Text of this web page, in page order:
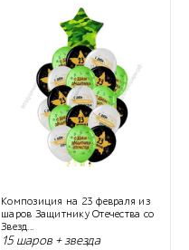
Композиция на 23 февраля из
шаров Защитнику Отечества со
Звезд...
15 шаров + звезда